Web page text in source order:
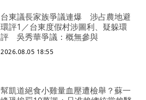
台東議長家族爭議連爆 涉占農地避
環評1／台東度假村涉圖利、疑躲環
評 吳秀華爭議：概無參與
2026.08.05 18:55
幫凱道絕食小雞量血壓遭檢舉？蘇一